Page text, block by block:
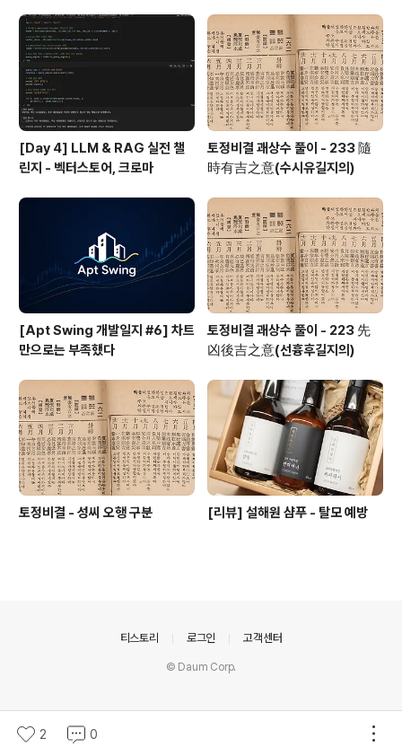
[Day 4] LLM & RAG 실전 챌
린지 - 벡터스토어, 크로마
토정비결 괘상수 풀이 - 233 隨
時有吉之意(수시유길지의)
[Apt Swing 개발일지 #6] 차트
만으로는 부족했다
토정비결 괘상수 풀이 - 223 先
凶後吉之意(선흉후길지의)
토정비결 - 성씨 오행 구분 [리뷰] 설해원 샴푸 - 탈모 예방
2 0
티스토리 로그인 고객센터
© Daum Corp.